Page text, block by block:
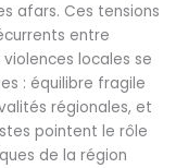
afars. Ces tensions
entre
locales se
: équilibre fragile
régionales, et
pointent le rôle
de la région